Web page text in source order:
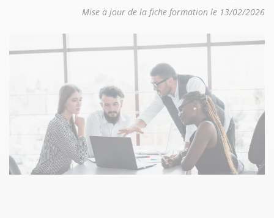
Mise à jour de la fiche formation le 13/02/2026